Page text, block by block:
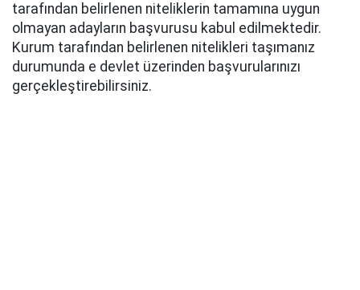
tarafından belirlenen niteliklerin tamamına uygun
olmayan adayların başvurusu kabul edilmektedir.
Kurum tarafından belirlenen nitelikleri taşımanız
durumunda e devlet üzerinden başvurularınızı
gerçekleştirebilirsiniz.